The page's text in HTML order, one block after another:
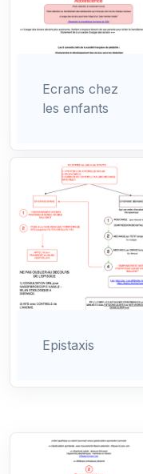
Ecrans chez
les enfants
Epistaxis